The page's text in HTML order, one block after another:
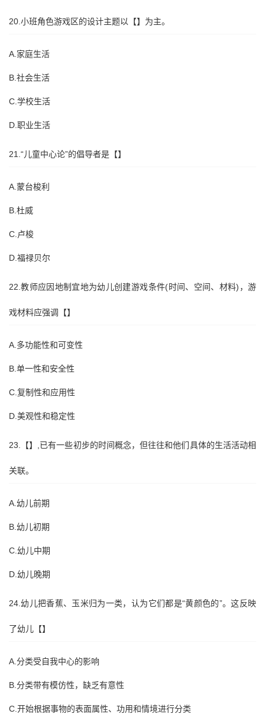
20.小班角色游戏区的设计主题以【】为主。
A.家庭生活
B.社会生活
C.学校生活
D.职业生活
21.“儿童中心论”的倡导者是【】
A.蒙台梭利
B.杜威
C.卢梭
D.福禄贝尔
22.教师应因地制宜地为幼儿创建游戏条件(时间、空间、材料)，游
戏材料应强调【】
A.多功能性和可变性
B.单一性和安全性
C.复制性和应用性
D.美观性和稳定性
23.【】,已有一些初步的时间概念，但往往和他们具体的生活活动相
关联。
A.幼儿前期
B.幼儿初期
C.幼儿中期
D.幼儿晚期
24.幼儿把香蕉、玉米归为一类，认为它们都是“黄颜色的”。这反映
了幼儿【】
A.分类受自我中心的影响
B.分类带有模仿性，缺乏有意性
C.开始根据事物的表面属性、功用和情境进行分类